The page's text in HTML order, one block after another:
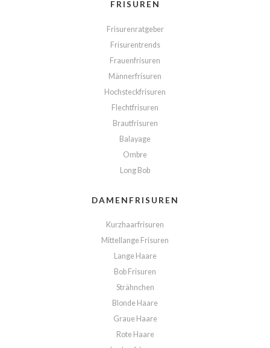
FRISUREN
Frisurenratgeber
Frisurentrends
Frauenfrisuren
Männerfrisuren
Hochsteckfrisuren
Flechtfrisuren
Brautfrisuren
Balayage
Ombre
Long Bob
DAMENFRISUREN
Kurzhaarfrisuren
Mittellange Frisuren
Lange Haare
Bob Frisuren
Strähnchen
Blonde Haare
Graue Haare
Rote Haare